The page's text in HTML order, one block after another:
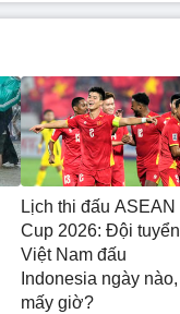
Lịch thi đấu ASEAN
Cup 2026: Đội tuyển
Việt Nam đấu
Indonesia ngày nào,
mấy giờ?